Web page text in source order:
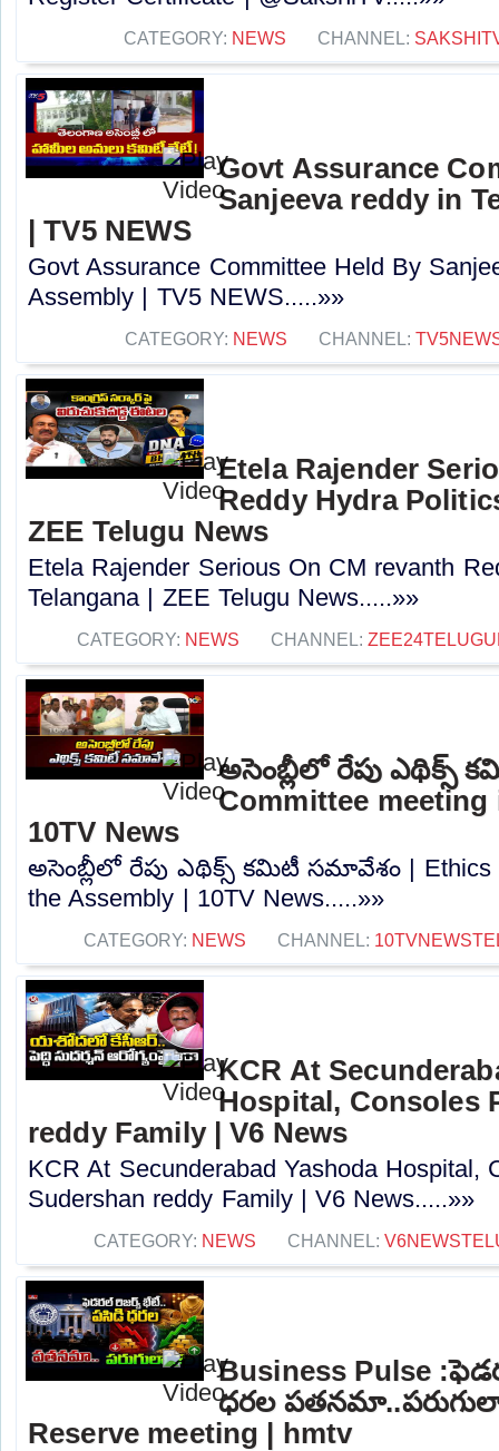
CATEGORY: NEWS CHANNEL:
Govt Assurance
Sanjeeva reddy in
| TV5 NEWS
Govt Assurance Committee Held By
Assembly | TV5 NEWS.....»»
CATEGORY: NEWS CHANNEL:
Etela Rajender
Reddy Hydra
ZEE Telugu News
Etela Rajender Serious On CM revanth
Telangana | ZEE Telugu News.....»»
CATEGORY: NEWS CHANNEL:
అసెంబ్లీలో రేపు ఎథిక్స్
Committee
10TV News
అసెంబ్లీలో రేపు ఎథిక్స్ కమిటీ సమావేశం | Ethics
the Assembly | 10TV News.....»»
CATEGORY: NEWS CHANNEL:
KCR At
Hospital, Consoles
reddy Family | V6 News
KCR At Secunderabad Yashoda Hospital,
Sudershan reddy Family | V6 News.....»»
CATEGORY: NEWS CHANNEL:
Business Pulse
ధరల
Reserve meeting | hmtv